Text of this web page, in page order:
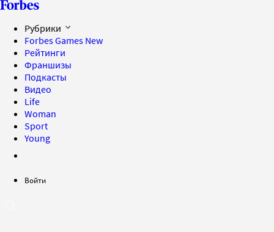
Рубрики
Forbes Games New
Рейтинги
Франшизы
Подкасты
Видео
Life
Woman
Sport
Young
Войти